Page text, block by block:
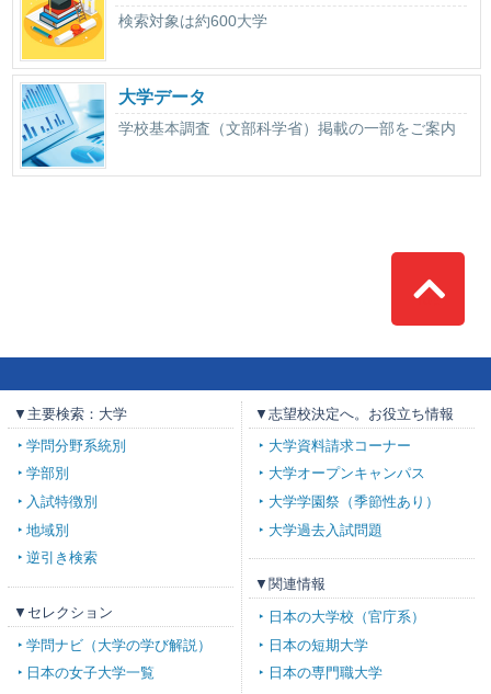
検索対象は約600大学
大学データ
学校基本調査（文部科学省）掲載の一部をご案内
Top
▼主要検索：大学
学問分野系統別
学部別
入試特徴別
地域別
逆引き検索
▼セレクション
学問ナビ（大学の学び解説）
日本の女子大学一覧
▼志望校決定へ。お役立ち情報
大学資料請求コーナー
大学オープンキャンパス
大学学園祭（季節性あり）
大学過去入試問題
▼関連情報
日本の大学校（官庁系）
日本の短期大学
日本の専門職大学